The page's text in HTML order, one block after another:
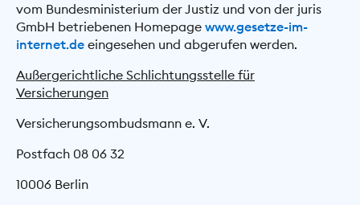
vom Bundesministerium der Justiz und von der juris
GmbH betriebenen Homepage www.gesetze-im-
internet.de eingesehen und abgerufen werden.
Außergerichtliche Schlichtungsstelle für
Versicherungen
Versicherungsombudsmann e. V.
Postfach 08 06 32
10006 Berlin